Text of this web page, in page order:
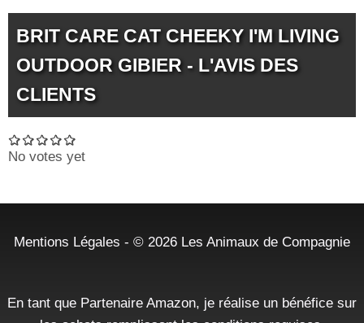
BRIT CARE CAT CHEEKY I'M LIVING
OUTDOOR GIBIER - L'AVIS DES
CLIENTS
No votes yet
Mentions Légales - © 2026 Les Animaux de Compagnie
En tant que Partenaire Amazon, je réalise un bénéfice sur